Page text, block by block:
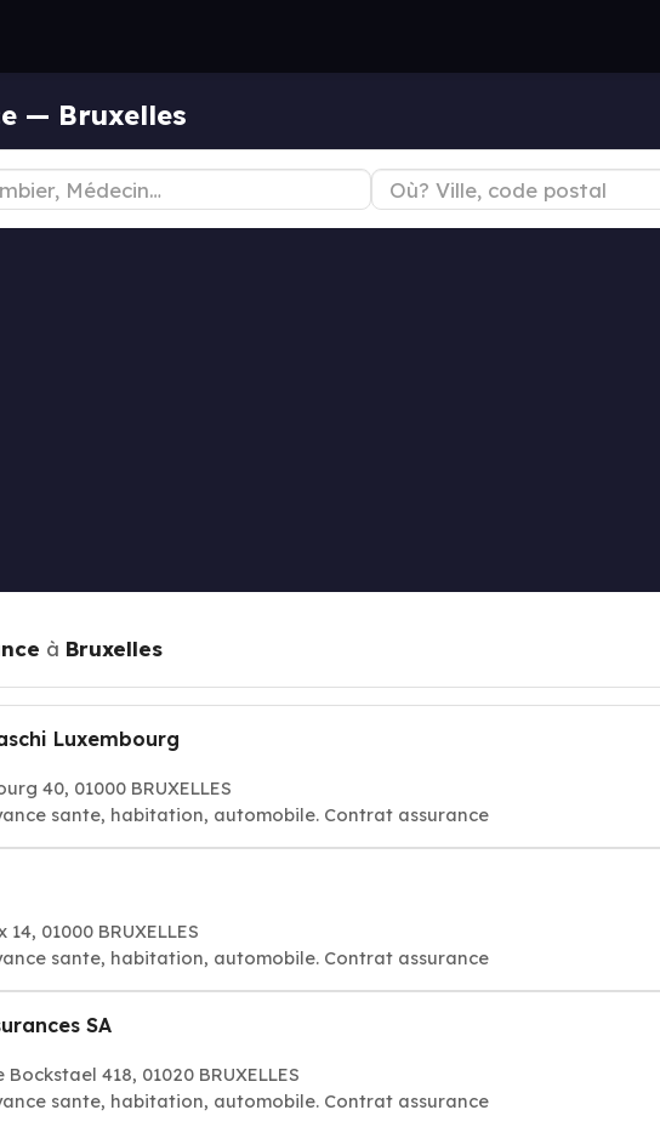
— Bruxelles
à Bruxelles
Luxembourg
40, 01000 BRUXELLES
sante, habitation, automobile. Contrat assurance
01000 BRUXELLES
sante, habitation, automobile. Contrat assurance
SA
418, 01020 BRUXELLES
sante, habitation, automobile. Contrat assurance